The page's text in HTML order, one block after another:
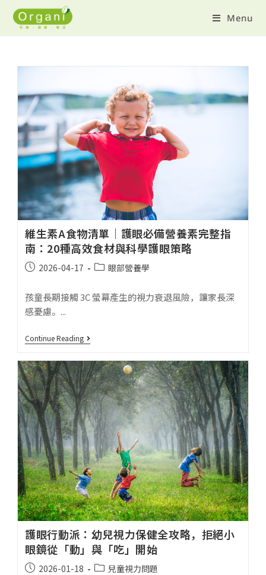
Menu
維生素A食物清單｜護眼必備營養素完整指
南：20種高效食材與科學護眼策略
2026-04-17 眼部營養學
孩童長期接觸 3C 螢幕產生的視力衰退風險，讓家長深
感憂慮。...
Continue Reading
護眼行動派：幼兒視力保健全攻略，拒絕小
眼鏡從「動」與「吃」開始
2026-01-18 兒童視力問題